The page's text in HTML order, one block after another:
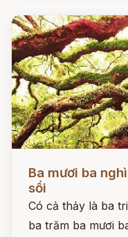
Ba mươi ba
sồi
Có cả thảy là ba
ba trăm ba mươi